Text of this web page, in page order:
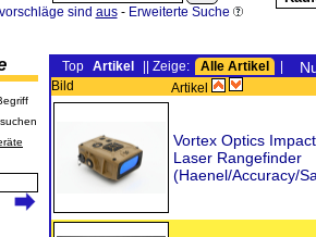
sind aus- Erweiterte Suche
Top Artikel || Zeige: Alle Artikel
Bild Artikel
Vortex Optics
Laser Rangefinder
(Haenel/Accuracy/